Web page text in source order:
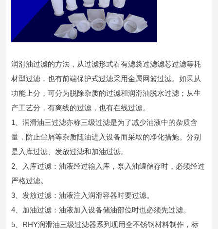
润滑油过滤的方法，从过滤形式看有滤袋过滤滤芯过滤等耗
材型过滤，也有前端保护式过滤采用金属网篮过滤。如果从
功能上分，可分为脱除杂质的过滤和润滑油脱水过滤；从生
产工艺分，有离线的过滤，也有在线过滤。
1、润滑油三过滤亦称三级过滤是为了减少油液中的杂质含
量，防止尘屑等杂质随油进入设备而采取的净化措施。分别
是入库过滤、发放过滤和加油过滤。
2、入库过滤：油液经过输入库，泵入油罐储存时，必须经过
严格过滤。
3、发放过滤：油液注入润滑容器时要过滤。
4、加油过滤：油液加入设备储油部位时也必须先过滤。
5、RHY润滑油三级过滤器系列现用全不锈钢材料制作，标